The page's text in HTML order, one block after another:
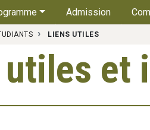
Admission
LIENS UTILES
et